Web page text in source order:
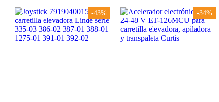
-43% -34%